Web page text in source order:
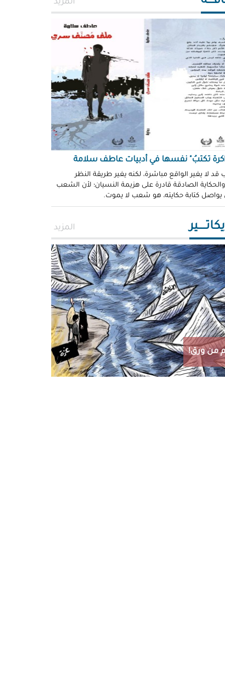
المزيد
تكتبُ" نفسها في أدبيات عاطف سلامة
قد لا يغير الواقع مباشرة، لكنه يغير طريقة النظر
والحكاية الصادقة قادرة على هزيمة النسيان؛ لأن الشعب
يواصل كتابة حكايته، هو شعب لا يموت.
المزيد
من ورق!